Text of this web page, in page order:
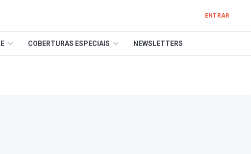
ENTRAR
COBERTURAS ESPECIAIS NEWSLETTERS